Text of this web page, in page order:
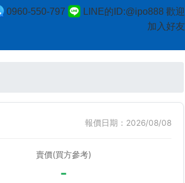
0960-550-797
LINE的ID:@ipo888 歡迎
加入好友
報價日期：2026/08/08
賣價(買方參考)
-